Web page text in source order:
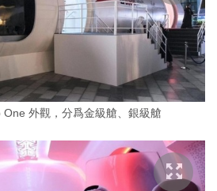
外觀，分爲金級艙、銀級艙